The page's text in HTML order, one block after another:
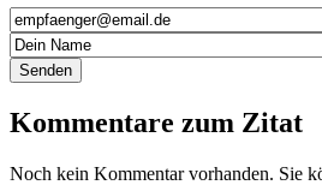
Kommentare zum Zitat
Noch kein Kommentar vorhanden. Sie